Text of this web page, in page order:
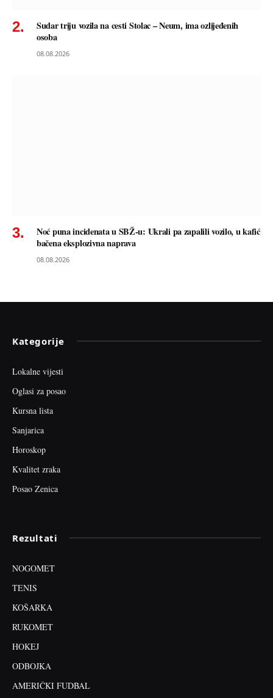
Sudar triju vozila na cesti Stolac – Neum, ima ozlijeđenih
osoba
08.08.2026
Noć puna incidenata u SBŽ-u: Ukrali pa zapalili vozilo, u kafić
bačena eksplozivna naprava
08.08.2026
Kategorije
Lokalne vijesti
Oglasi za posao
Kursna lista
Sanjarica
Horoskop
Kvalitet zraka
Posao Zenica
Rezultati
NOGOMET
TENIS
KOŠARKA
RUKOMET
HOKEJ
ODBOJKA
AMERIČKI FUDBAL